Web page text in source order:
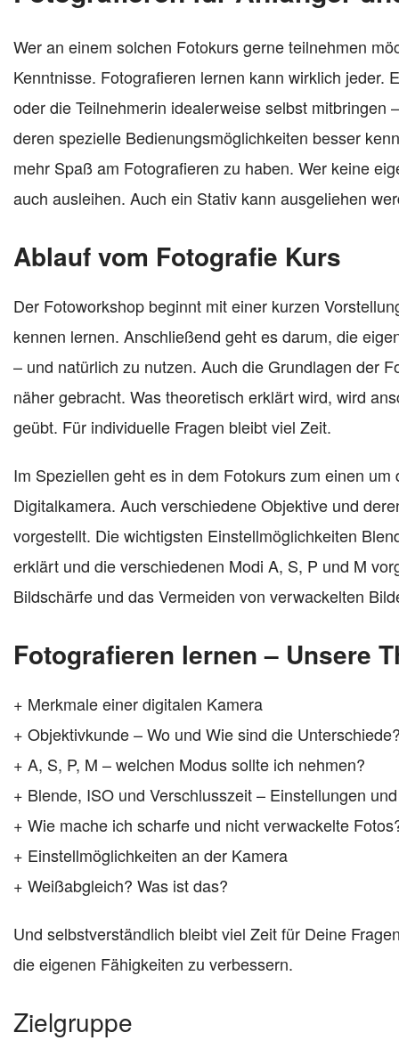
Wer an einem solchen Fotokurs gerne teilnehmen
Kenntnisse. Fotografieren lernen kann wirklich jeder.
oder die Teilnehmerin idealerweise selbst mitbringen
deren spezielle Bedienungsmöglichkeiten besser
mehr Spaß am Fotografieren zu haben. Wer keine
auch ausleihen. Auch ein Stativ kann ausgeliehen
Ablauf vom Fotografie Kurs
Der Fotoworkshop beginnt mit einer kurzen
kennen lernen. Anschließend geht es darum, die
– und natürlich zu nutzen. Auch die Grundlagen der
näher gebracht. Was theoretisch erklärt wird, wird
geübt. Für individuelle Fragen bleibt viel Zeit.
Im Speziellen geht es in dem Fotokurs zum einen
Digitalkamera. Auch verschiedene Objektive und
vorgestellt. Die wichtigsten Einstellmöglichkeiten
erklärt und die verschiedenen Modi A, S, P und M
Bildschärfe und das Vermeiden von verwackelten
Fotografieren lernen – Unsere
+ Merkmale einer digitalen Kamera
+ Objektivkunde – Wo und Wie sind die
+ A, S, P, M – welchen Modus sollte ich nehmen?
+ Blende, ISO und Verschlusszeit – Einstellungen
+ Wie mache ich scharfe und nicht verwackelte
+ Einstellmöglichkeiten an der Kamera
+ Weißabgleich? Was ist das?
Und selbstverständlich bleibt viel Zeit für Deine
die eigenen Fähigkeiten zu verbessern.
Zielgruppe